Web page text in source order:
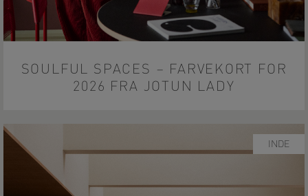
SOULFUL SPACES – FARVEKORT FOR
2026 FRA JOTUN LADY
INDE